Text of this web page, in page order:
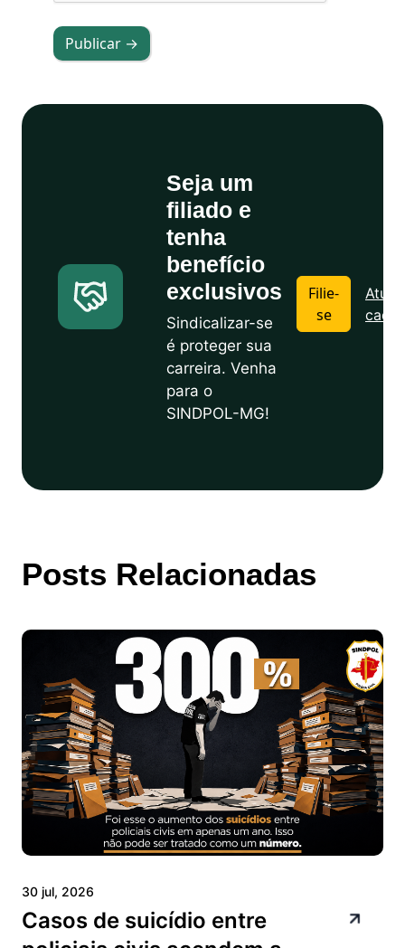
Publicar →
Seja um
filiado e
tenha
benefício
exclusivos
Sindicalizar-se
é proteger sua
carreira. Venha
para o
SINDPOL-MG!
Filie-
se
Posts Relacionadas
30 jul, 2026
Casos de suicídio entre